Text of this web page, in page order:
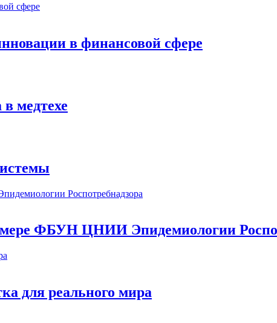
в финансовой сфере
медтехе
ФБУН ЦНИИ Эпидемиологии
для реального мира